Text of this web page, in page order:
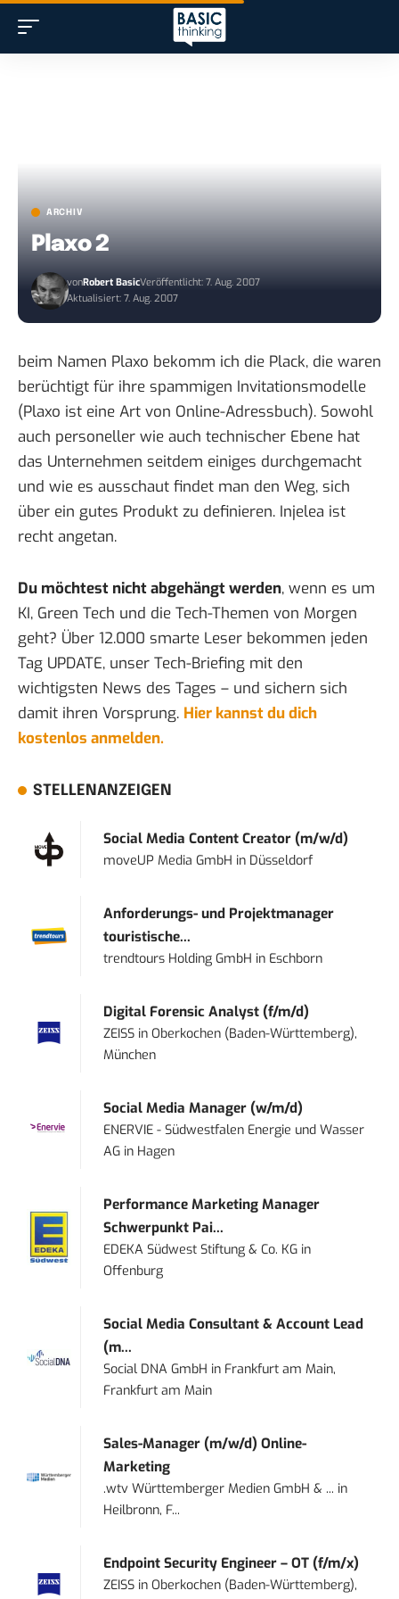
ARCHIV
Plaxo 2
vonRobert BasicVeröffentlicht: 7. Aug. 2007
Aktualisiert: 7. Aug. 2007
beim Namen Plaxo bekomm ich die Plack, die waren
berüchtigt für ihre spammigen Invitationsmodelle
(Plaxo ist eine Art von Online-Adressbuch). Sowohl
auch personeller wie auch technischer Ebene hat
das Unternehmen seitdem einiges durchgemacht
und wie es ausschaut findet man den Weg, sich
über ein gutes Produkt zu definieren. Injelea ist
recht angetan.
Du möchtest nicht abgehängt werden, wenn es um
KI, Green Tech und die Tech-Themen von Morgen
geht? Über 12.000 smarte Leser bekommen jeden
Tag UPDATE, unser Tech-Briefing mit den
wichtigsten News des Tages – und sichern sich
damit ihren Vorsprung. Hier kannst du dich
kostenlos anmelden.
STELLENANZEIGEN
Social Media Content Creator (m/w/d)
moveUP Media GmbH in Düsseldorf
Anforderungs- und Projektmanager
touristische...
trendtours Holding GmbH in Eschborn
Digital Forensic Analyst (f/m/d)
ZEISS inOberkochen (Baden-Württemberg),
München
Social Media Manager (w/m/d)
ENERVIE - Südwestfalen Energie und Wasser
AG in Hagen
Performance Marketing Manager
Schwerpunkt Pai...
EDEKA Südwest Stiftung & Co. KG in
Offenburg
Social Media Consultant & Account Lead
(m...
Social DNA GmbH in Frankfurt am Main,
Frankfurt am Main
Sales-Manager (m/w/d) Online-
Marketing
.wtv Württemberger Medien GmbH & ... in
Heilbronn, F...
Endpoint Security Engineer – OT (f/m/x)
ZEISS inOberkochen (Baden-Württemberg),